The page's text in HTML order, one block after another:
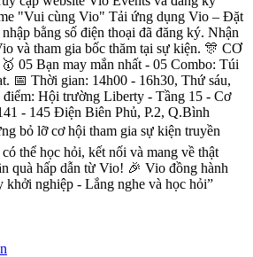
"Vui cùng Vio" Tải ứng dụng Vio – Đặt
bằng số điện thoại đã đăng ký. Nhận
và tham gia bốc thăm tại sự kiện. 🎊 CƠ
05 Bạn may mắn nhất - 05 Combo: Túi
📅 Thời gian: 14h00 - 16h30, Thứ sáu,
Hội trường Liberty - Tầng 15 - Cơ
- 145 Điện Biên Phủ, P.2, Q.Bình
bỏ lỡ cơ hội tham gia sự kiện truyền
thể học hỏi, kết nối và mang về thật
quà hấp dẫn từ Vio! 🎉 Vio đồng hành
khởi nghiệp - Lắng nghe và học hỏi”